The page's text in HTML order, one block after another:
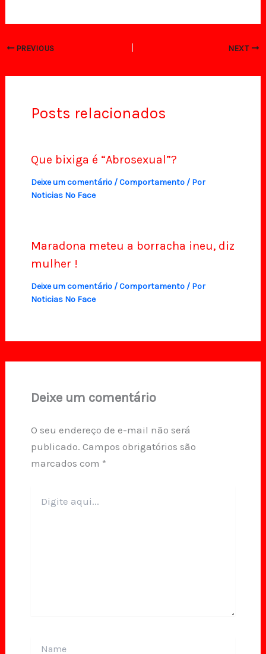
PREVIOUS NEXT
Posts relacionados
Que bixiga é “Abrosexual”?
Deixe um comentário /Comportamento/ Por
Noticias No Face
Maradona meteu a borracha ineu, diz
mulher !
Deixe um comentário /Comportamento/ Por
Noticias No Face
Deixe um comentário
O seu endereço de e-mail não será
publicado. Campos obrigatórios são
marcados com *
aqui...